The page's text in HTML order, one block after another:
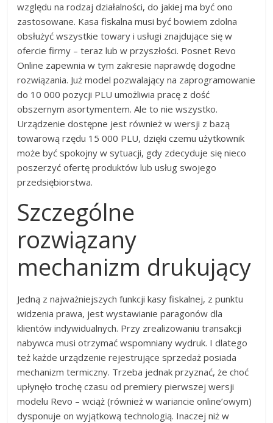
względu na rodzaj działalności, do jakiej ma być ono
zastosowane. Kasa fiskalna musi być bowiem zdolna
obsłużyć wszystkie towary i usługi znajdujące się w
ofercie firmy – teraz lub w przyszłości. Posnet Revo
Online zapewnia w tym zakresie naprawdę dogodne
rozwiązania. Już model pozwalający na zaprogramowanie
do 10 000 pozycji PLU umożliwia pracę z dość
obszernym asortymentem. Ale to nie wszystko.
Urządzenie dostępne jest również w wersji z bazą
towarową rzędu 15 000 PLU, dzięki czemu użytkownik
może być spokojny w sytuacji, gdy zdecyduje się nieco
poszerzyć ofertę produktów lub usług swojego
przedsiębiorstwa.
Szczególne
rozwiązany
mechanizm drukujący
Jedną z najważniejszych funkcji kasy fiskalnej, z punktu
widzenia prawa, jest wystawianie paragonów dla
klientów indywidualnych. Przy zrealizowaniu transakcji
nabywca musi otrzymać wspomniany wydruk. I dlatego
też każde urządzenie rejestrujące sprzedaż posiada
mechanizm termiczny. Trzeba jednak przyznać, że choć
upłynęło trochę czasu od premiery pierwszej wersji
modelu Revo – wciąż (również w wariancie online’owym)
dysponuje on wyjątkową technologią. Inaczej niż w